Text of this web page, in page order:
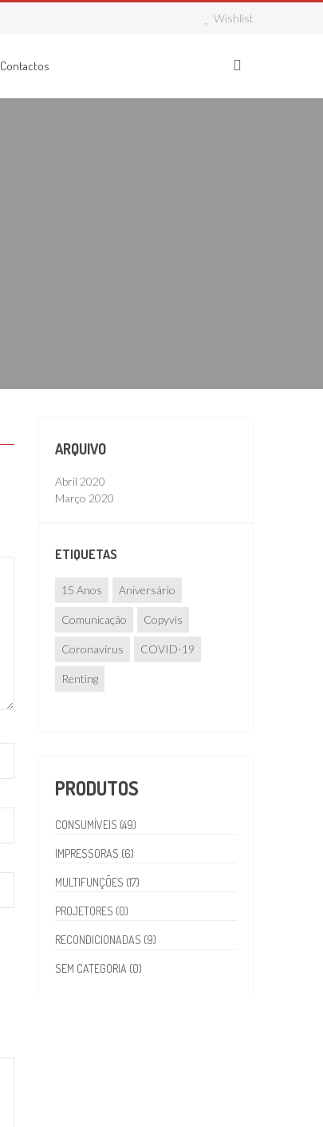
Wishlist
Contactos
ARQUIVO
Abril 2020
Março 2020
ETIQUETAS
15 Anos Aniversário
Comunicação Copyvis
Coronavírus COVID-19
Renting
PRODUTOS
CONSUMÍVEIS (49)
IMPRESSORAS (6)
MULTIFUNÇÕES (17)
PROJETORES (0)
RECONDICIONADAS (9)
SEM CATEGORIA (0)